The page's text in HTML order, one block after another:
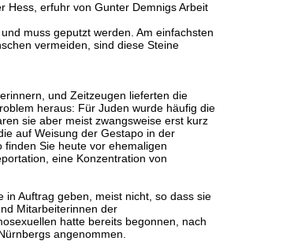
Hess, erfuhr von Gunter Demnigs Arbeit
muss geputzt werden. Am einfachsten
vermeiden, sind diese Steine
und Zeitzeugen lieferten die
heraus: Für Juden wurde häufig die
sie aber meist zwangsweise erst kurz
auf Weisung der Gestapo in der
Sie heute vor ehemaligen
eine Konzentration von
Auftrag geben, meist nicht, so dass sie
Mitarbeiterinnen der
hatte bereits begonnen, nach
angenommen.